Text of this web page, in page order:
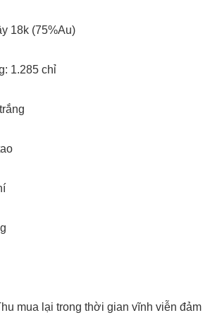
18k (75%Au)
1.285 chỉ
mua lại trong thời gian vĩnh viễn đảm